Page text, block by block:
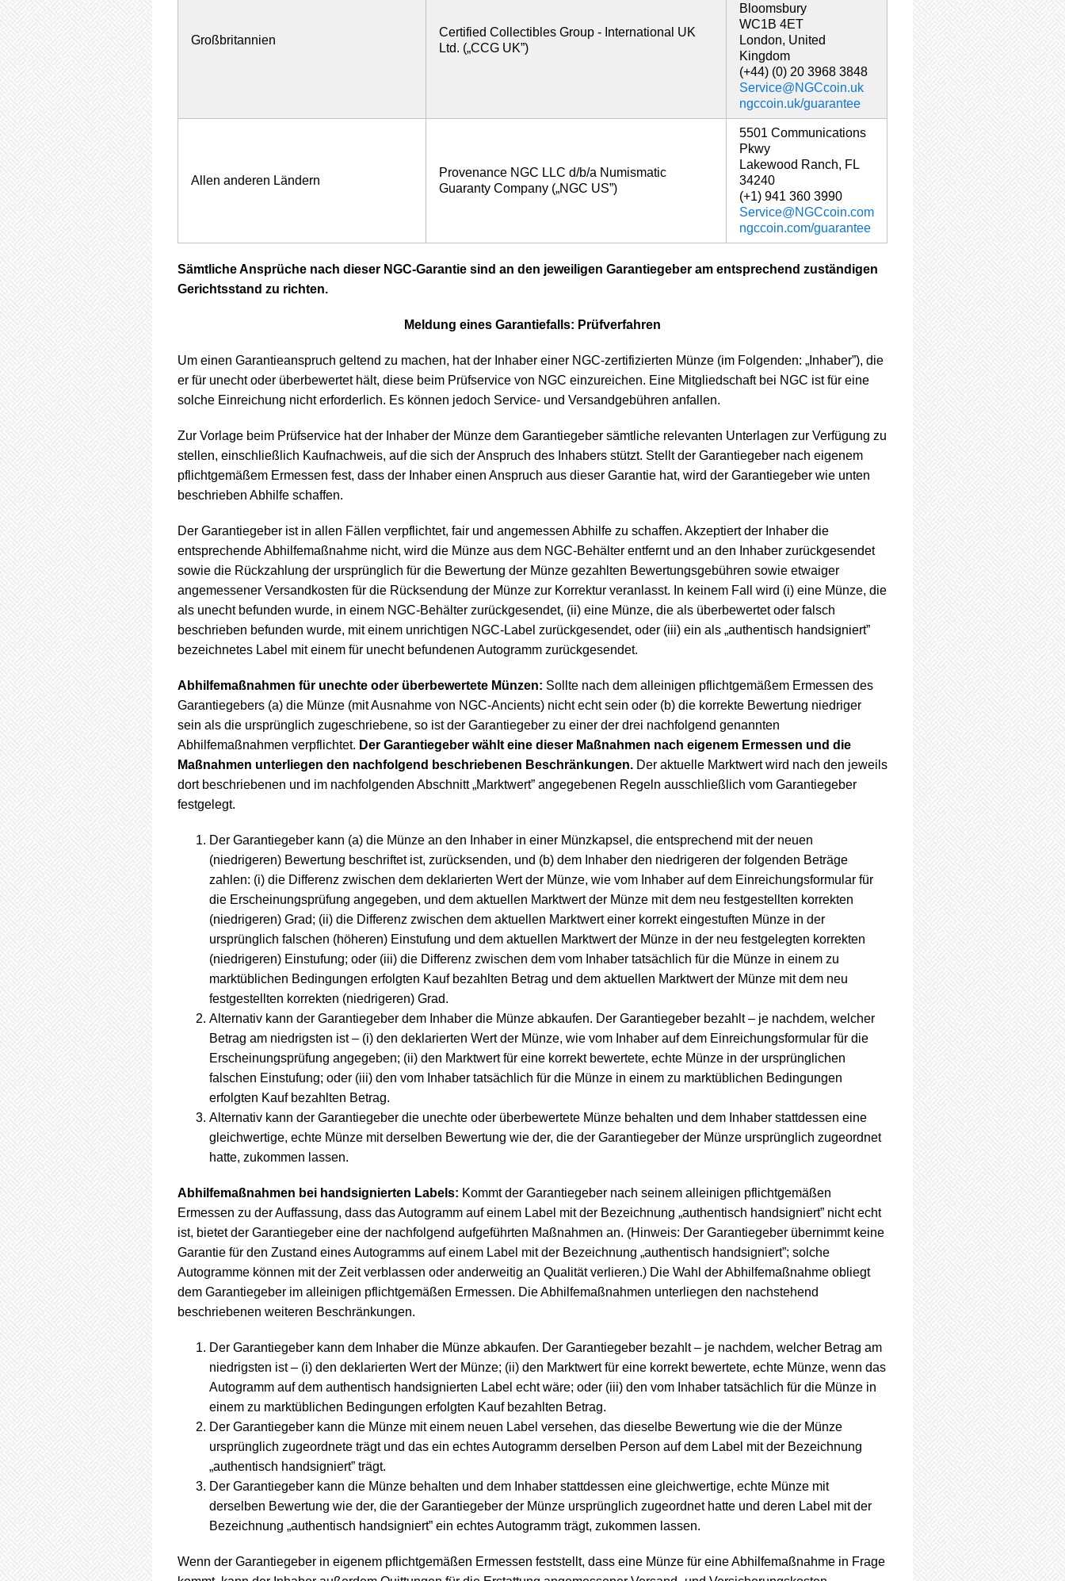
Großbritannien
Certified Collectibles Group - International UK
Ltd. („CCG UK”)
Bloomsbury
WC1B 4ET
London, United
Kingdom
(+44) (0) 20 3968 3848
Service@NGCcoin.uk
ngccoin.uk/guarantee
Allen anderen Ländern
Provenance NGC LLC d/b/a Numismatic
Guaranty Company („NGC US”)
5501 Communications
Pkwy
Lakewood Ranch, FL
34240
(+1) 941 360 3990
Service@NGCcoin.com
ngccoin.com/guarantee
Sämtliche Ansprüche nach dieser NGC-Garantie sind an den jeweiligen Garantiegeber am entsprechend zuständigen
Gerichtsstand zu richten.
Meldung eines Garantiefalls: Prüfverfahren
Um einen Garantieanspruch geltend zu machen, hat der Inhaber einer NGC-zertifizierten Münze (im Folgenden: „Inhaber”), die
er für unecht oder überbewertet hält, diese beim Prüfservice von NGC einzureichen. Eine Mitgliedschaft bei NGC ist für eine
solche Einreichung nicht erforderlich. Es können jedoch Service- und Versandgebühren anfallen.
Zur Vorlage beim Prüfservice hat der Inhaber der Münze dem Garantiegeber sämtliche relevanten Unterlagen zur Verfügung zu
stellen, einschließlich Kaufnachweis, auf die sich der Anspruch des Inhabers stützt. Stellt der Garantiegeber nach eigenem
pflichtgemäßem Ermessen fest, dass der Inhaber einen Anspruch aus dieser Garantie hat, wird der Garantiegeber wie unten
beschrieben Abhilfe schaffen.
Der Garantiegeber ist in allen Fällen verpflichtet, fair und angemessen Abhilfe zu schaffen. Akzeptiert der Inhaber die
entsprechende Abhilfemaßnahme nicht, wird die Münze aus dem NGC-Behälter entfernt und an den Inhaber zurückgesendet
sowie die Rückzahlung der ursprünglich für die Bewertung der Münze gezahlten Bewertungsgebühren sowie etwaiger
angemessener Versandkosten für die Rücksendung der Münze zur Korrektur veranlasst. In keinem Fall wird (i) eine Münze, die
als unecht befunden wurde, in einem NGC-Behälter zurückgesendet, (ii) eine Münze, die als überbewertet oder falsch
beschrieben befunden wurde, mit einem unrichtigen NGC-Label zurückgesendet, oder (iii) ein als „authentisch handsigniert”
bezeichnetes Label mit einem für unecht befundenen Autogramm zurückgesendet.
Abhilfemaßnahmen für unechte oder überbewertete Münzen: Sollte nach dem alleinigen pflichtgemäßem Ermessen des
Garantiegebers (a) die Münze (mit Ausnahme von NGC-Ancients) nicht echt sein oder (b) die korrekte Bewertung niedriger
sein als die ursprünglich zugeschriebene, so ist der Garantiegeber zu einer der drei nachfolgend genannten
Abhilfemaßnahmen verpflichtet. Der Garantiegeber wählt eine dieser Maßnahmen nach eigenem Ermessen und die
Maßnahmen unterliegen den nachfolgend beschriebenen Beschränkungen. Der aktuelle Marktwert wird nach den jeweils
dort beschriebenen und im nachfolgenden Abschnitt „Marktwert” angegebenen Regeln ausschließlich vom Garantiegeber
festgelegt.
Der Garantiegeber kann (a) die Münze an den Inhaber in einer Münzkapsel, die entsprechend mit der neuen
(niedrigeren) Bewertung beschriftet ist, zurücksenden, und (b) dem Inhaber den niedrigeren der folgenden Beträge
zahlen: (i) die Differenz zwischen dem deklarierten Wert der Münze, wie vom Inhaber auf dem Einreichungsformular für
die Erscheinungsprüfung angegeben, und dem aktuellen Marktwert der Münze mit dem neu festgestellten korrekten
(niedrigeren) Grad; (ii) die Differenz zwischen dem aktuellen Marktwert einer korrekt eingestuften Münze in der
ursprünglich falschen (höheren) Einstufung und dem aktuellen Marktwert der Münze in der neu festgelegten korrekten
(niedrigeren) Einstufung; oder (iii) die Differenz zwischen dem vom Inhaber tatsächlich für die Münze in einem zu
marktüblichen Bedingungen erfolgten Kauf bezahlten Betrag und dem aktuellen Marktwert der Münze mit dem neu
festgestellten korrekten (niedrigeren) Grad.
Alternativ kann der Garantiegeber dem Inhaber die Münze abkaufen. Der Garantiegeber bezahlt – je nachdem, welcher
Betrag am niedrigsten ist – (i) den deklarierten Wert der Münze, wie vom Inhaber auf dem Einreichungsformular für die
Erscheinungsprüfung angegeben; (ii) den Marktwert für eine korrekt bewertete, echte Münze in der ursprünglichen
falschen Einstufung; oder (iii) den vom Inhaber tatsächlich für die Münze in einem zu marktüblichen Bedingungen
erfolgten Kauf bezahlten Betrag.
Alternativ kann der Garantiegeber die unechte oder überbewertete Münze behalten und dem Inhaber stattdessen eine
gleichwertige, echte Münze mit derselben Bewertung wie der, die der Garantiegeber der Münze ursprünglich zugeordnet
hatte, zukommen lassen.
Abhilfemaßnahmen bei handsignierten Labels: Kommt der Garantiegeber nach seinem alleinigen pflichtgemäßen
Ermessen zu der Auffassung, dass das Autogramm auf einem Label mit der Bezeichnung „authentisch handsigniert” nicht echt
ist, bietet der Garantiegeber eine der nachfolgend aufgeführten Maßnahmen an. (Hinweis: Der Garantiegeber übernimmt keine
Garantie für den Zustand eines Autogramms auf einem Label mit der Bezeichnung „authentisch handsigniert”; solche
Autogramme können mit der Zeit verblassen oder anderweitig an Qualität verlieren.) Die Wahl der Abhilfemaßnahme obliegt
dem Garantiegeber im alleinigen pflichtgemäßen Ermessen. Die Abhilfemaßnahmen unterliegen den nachstehend
beschriebenen weiteren Beschränkungen.
Der Garantiegeber kann dem Inhaber die Münze abkaufen. Der Garantiegeber bezahlt – je nachdem, welcher Betrag am
niedrigsten ist – (i) den deklarierten Wert der Münze; (ii) den Marktwert für eine korrekt bewertete, echte Münze, wenn das
Autogramm auf dem authentisch handsignierten Label echt wäre; oder (iii) den vom Inhaber tatsächlich für die Münze in
einem zu marktüblichen Bedingungen erfolgten Kauf bezahlten Betrag.
Der Garantiegeber kann die Münze mit einem neuen Label versehen, das dieselbe Bewertung wie die der Münze
ursprünglich zugeordnete trägt und das ein echtes Autogramm derselben Person auf dem Label mit der Bezeichnung
„authentisch handsigniert” trägt.
Der Garantiegeber kann die Münze behalten und dem Inhaber stattdessen eine gleichwertige, echte Münze mit
derselben Bewertung wie der, die der Garantiegeber der Münze ursprünglich zugeordnet hatte und deren Label mit der
Bezeichnung „authentisch handsigniert” ein echtes Autogramm trägt, zukommen lassen.
Wenn der Garantiegeber in eigenem pflichtgemäßen Ermessen feststellt, dass eine Münze für eine Abhilfemaßnahme in Frage